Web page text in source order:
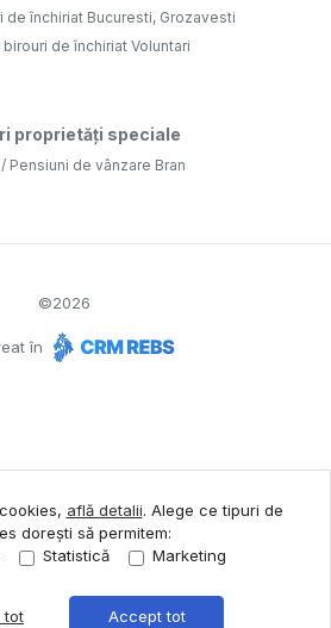
de închiriat Bucuresti, Grozavesti
de închiriat Voluntari
proprietăți speciale
Pensiuni de vânzare Bran
©2026
în
află detalii. Alege ce tipuri de
dorești să permitem:
Statistică Marketing
tot Accept tot